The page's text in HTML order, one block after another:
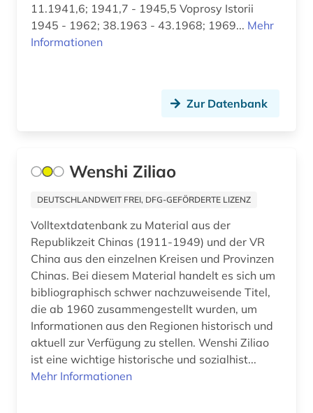
behörde (1)
belgien (6)
bergbau (1)
bergen (2)
bericht (1)
berlin (2)
bern (1)
berne <wesermarsch> (1)
beruf (1)
beschluss (1)
Suedosteuropa (5)
Ungarn (7)
Zypern (1)
11.1941,6; 1941,7 - 1945,5 Voprosy Istorii
1945 - 1962; 38.1963 - 43.1968; 1969... Mehr
Informationen
Zur Datenbank
Wenshi Ziliao
DEUTSCHLANDWEIT FREI, DFG-GEFÖRDERTE LIZENZ
Volltextdatenbank zu Material aus der
Republikzeit Chinas (1911-1949) und der VR
China aus den einzelnen Kreisen und Provinzen
Chinas. Bei diesem Material handelt es sich um
bibliographisch schwer nachzuweisende Titel,
die ab 1960 zusammengestellt wurden, um
Informationen aus den Regionen historisch und
aktuell zur Verfügung zu stellen. Wenshi Ziliao
ist eine wichtige historische und sozialhist...
Mehr Informationen